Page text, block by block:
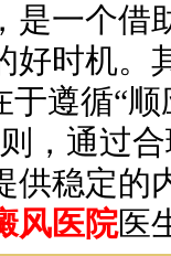
是一个借
好时机。
于遵循“
，通过
供稳定的
风医院医